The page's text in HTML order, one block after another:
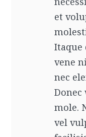
et
Itaque
vene
nec
mole.
vel